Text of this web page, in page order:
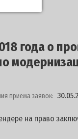
года о
приема заявок:
на право